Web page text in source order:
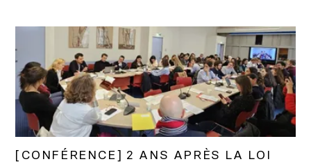
[CONFÉRENCE] 2 ANS APRÈS LA LOI